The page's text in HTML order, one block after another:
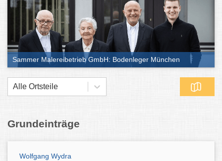
Sammer Malereibetrieb GmbH: Bodenleger München
Alle Ortsteile
Grundeinträge
Wolfgang Wydra